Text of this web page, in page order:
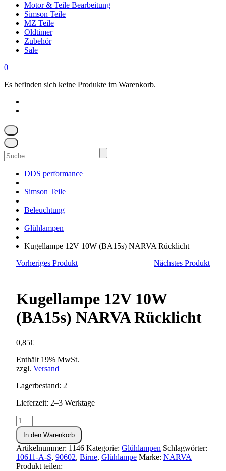
Motor & Teile Bearbeitung
Simson Teile
MZ Teile
Oldtimer
Zubehör
Sale
0
Es befinden sich keine Produkte im Warenkorb.
Suchen
nach:
DDS performance
Simson Teile
Beleuchtung
Glühlampen
Kugellampe 12V 10W (BA15s) NARVA Rücklicht
Vorheriges Produkt
Nächstes Produkt
Kugellampe 12V 10W
(BA15s) NARVA Rücklicht
0,85€
Enthält 19% MwSt.
zzgl. Versand
Lagerbestand: 2
Lieferzeit: 2–3 Werktage
Kugellampe
12V
10W
(BA15s)
NARVA
Rücklicht
In den Warenkorb
Artikelnummer: 1146 Kategorie: Glühlampen Schlagwörter:
10611-A-S, 90602, Birne, Glühlampe Marke: NARVA
Produkt teilen: